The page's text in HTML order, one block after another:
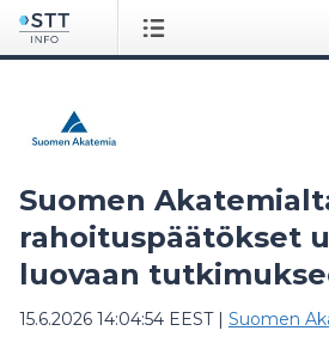
Suomen
rahoituspäätökset
luovaan
15.6.2026 14:04:54 EEST| Suomen